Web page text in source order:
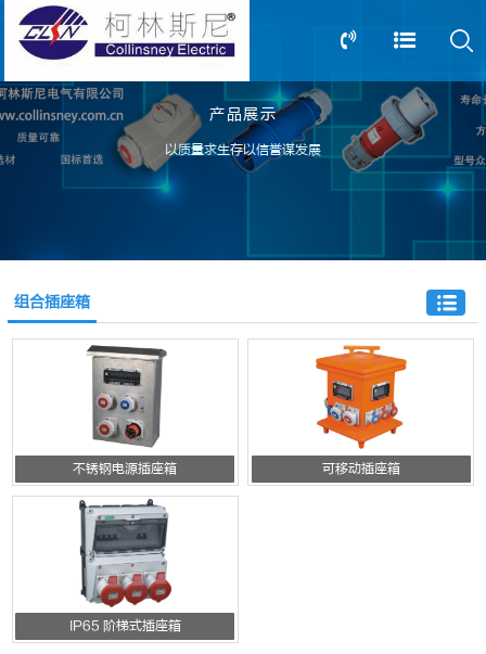
产品展示
以质量求生存以信誉谋发展
13805239166
0517-83612898
组合插座箱
不锈钢电源插座箱 可移动插座箱
IP65 阶梯式插座箱